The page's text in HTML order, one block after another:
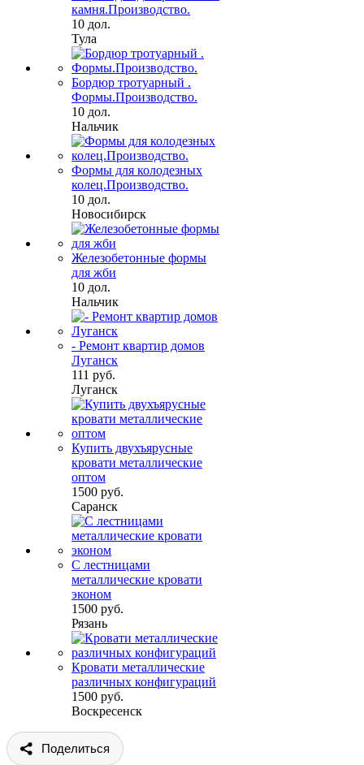
камня.Производство.
10 дол.
Тула
Бордюр тротуарный .
Формы.Производство.
10 дол.
Нальчик
Формы для колодезных
колец.Производство.
10 дол.
Новосибирск
Железобетонные формы
для жби
10 дол.
Нальчик
- Ремонт квартир домов
Луганск
111 руб.
Луганск
Купить двухъярусные
кровати металлические
оптом
1500 руб.
Саранск
С лестницами
металлические кровати
эконом
1500 руб.
Рязань
Кровати металлические
различных конфигураций
1500 руб.
Воскресенск
Поделиться